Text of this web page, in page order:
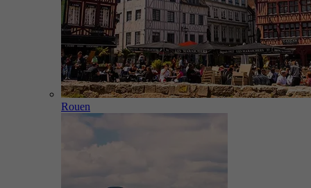
Rouen